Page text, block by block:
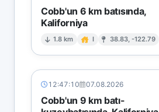
Cobb'un 6 km batısında,
Kaliforniya
1.8 km I 38.83, -122.79
12:47:10 07.08.2026
Cobb'un 9 km batı-